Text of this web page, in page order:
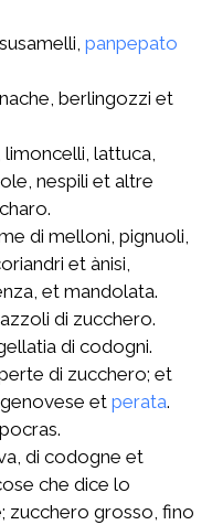
panpepato
berlingozzi et
lattuca,
nespili et altre
di melloni, pignuoli,
et ànisi,
et mandolata.
di zucchero.
di codogni.
di zucchero; et
etperata.
di codogne et
che dice lo
zucchero grosso, fino